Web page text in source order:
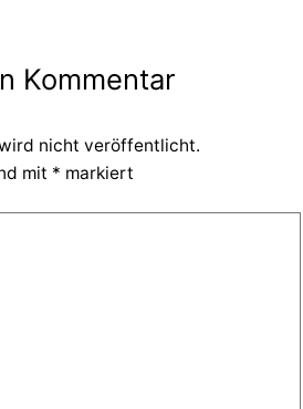
Kommentar
nicht veröffentlicht.
mit * markiert